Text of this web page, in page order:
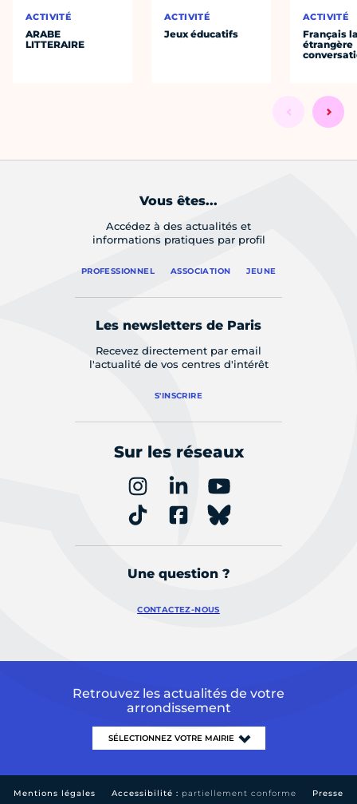
ACTIVITÉ
ARABE
LITTERAIRE
ACTIVITÉ
Jeux éducatifs
ACTIVITÉ
Français
étrangère
Vous êtes...
Accédez à des actualités et
informations pratiques par profil
PROFESSIONNEL ASSOCIATION JEUNE
Les newsletters de Paris
Recevez directement par email
l'actualité de vos centres d'intérêt
S'INSCRIRE
Sur les réseaux
Une question ?
CONTACTEZ-NOUS
Retrouvez les actualités de votre
arrondissement
Mentions légales Accessibilité : partiellement conforme Presse